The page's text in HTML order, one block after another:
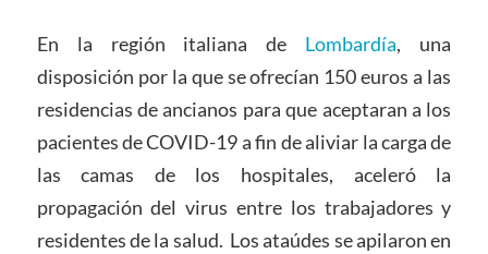
En la región italiana de Lombardía, una
disposición por la que se ofrecían 150 euros a las
residencias de ancianos para que aceptaran a los
pacientes de COVID-19 a fin de aliviar la carga de
las camas de los hospitales, aceleró la
propagación del virus entre los trabajadores y
residentes de la salud. Los ataúdes se apilaron en